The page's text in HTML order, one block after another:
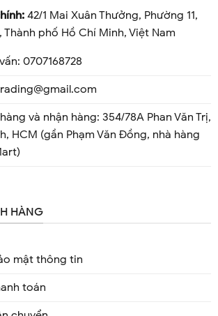
mát, tránh nhiệt độ cao và ánh
vớ.
kéo chỉ hoặc dùng kéo cắt chỉ trên
bẩn, làm sạch vớ bằng miếng xốp
#votinhmach
42/1 Mai Xuân Thưởng, Phường 11,
Thành phố Hồ Chí Minh, Việt Nam
0707168728
và nhận hàng: 354/78A Phan Văn Trị,
HCM (gần Phạm Văn Đồng, nhà hàng
HÀNG
mật thông tin
toán